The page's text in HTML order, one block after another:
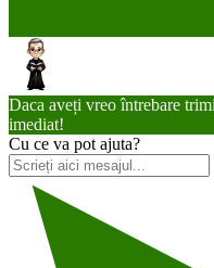
Daca aveți vreo întrebare
imediat!
Cu ce va pot ajuta?